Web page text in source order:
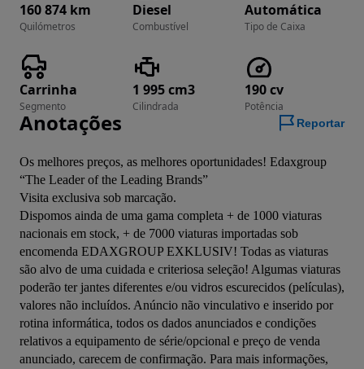
160 874 km
Quilómetros
Diesel
Combustível
Automática
Tipo de Caixa
Carrinha
Segmento
1 995 cm3
Cilindrada
190 cv
Potência
Anotações Reportar
Os melhores preços, as melhores oportunidades! Edaxgroup
“The Leader of the Leading Brands”
Visita exclusiva sob marcação.
Dispomos ainda de uma gama completa + de 1000 viaturas
nacionais em stock, + de 7000 viaturas importadas sob
encomenda EDAXGROUP EXKLUSIV! Todas as viaturas
são alvo de uma cuidada e criteriosa seleção! Algumas viaturas
poderão ter jantes diferentes e/ou vidros escurecidos (películas),
valores não incluídos. Anúncio não vinculativo e inserido por
rotina informática, todos os dados anunciados e condições
relativos a equipamento de série/opcional e preço de venda
anunciado, carecem de confirmação. Para mais informações,